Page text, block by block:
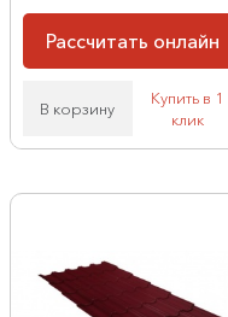
Рассчитать онлайн
В корзину
Купить в 1
клик